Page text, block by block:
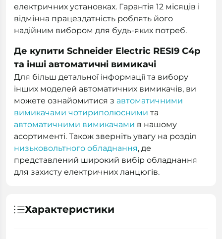
електричних установках. Гарантія 12 місяців і
відмінна працездатність роблять його
надійним вибором для будь-яких потреб.
Де купити Schneider Electric RESI9 C4р
та інші автоматичні вимикачі
Для більш детальної інформації та вибору
інших моделей автоматичних вимикачів, ви
можете ознайомитися з автоматичними
вимикачами чотириполюсними та
автоматичними вимикачами в нашому
асортименті. Також зверніть увагу на розділ
низьковольтного обладнання, де
представлений широкий вибір обладнання
для захисту електричних ланцюгів.
Характеристики